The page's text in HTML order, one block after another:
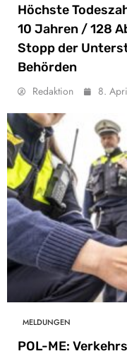
Höchste
10 Jahren / 128
Stopp der
Behörden
Redaktion 8.
MELDUNGEN
POL-ME: